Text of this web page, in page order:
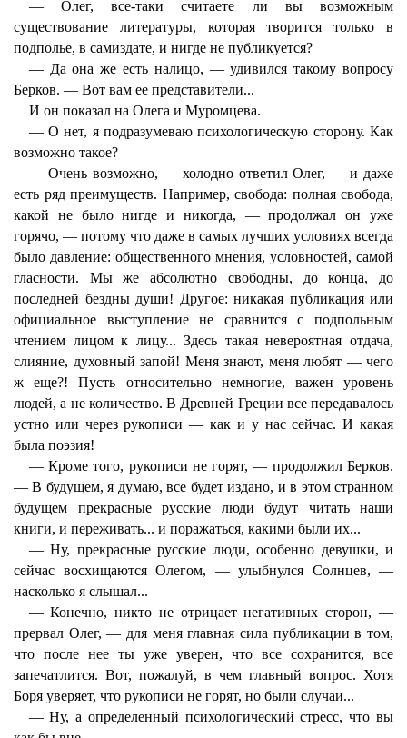
— Олег, все-таки считаете ли вы возможным
существование литературы, которая творится только в
подполье, в самиздате, и нигде не публикуется?
— Да она же есть налицо, — удивился такому вопросу
Берков. — Вот вам ее представители...
И он показал на Олега и Муромцева.
— О нет, я подразумеваю психологическую сторону. Как
возможно такое?
— Очень возможно, — холодно ответил Олег, — и даже
есть ряд преимуществ. Например, свобода: полная свобода,
какой не было нигде и никогда, — продолжал он уже
горячо, — потому что даже в самых лучших условиях всегда
было давление: общественного мнения, условностей, самой
гласности. Мы же абсолютно свободны, до конца, до
последней бездны души! Другое: никакая публикация или
официальное выступление не сравнится с подпольным
чтением лицом к лицу... Здесь такая невероятная отдача,
слияние, духовный запой! Меня знают, меня любят — чего
ж еще?! Пусть относительно немногие, важен уровень
людей, а не количество. В Древней Греции все передавалось
устно или через рукописи — как и у нас сейчас. И какая
была поэзия!
— Кроме того, рукописи не горят, — продолжил Берков.
— В будущем, я думаю, все будет издано, и в этом странном
будущем прекрасные русские люди будут читать наши
книги, и переживать... и поражаться, какими были их...
— Ну, прекрасные русские люди, особенно девушки, и
сейчас восхищаются Олегом, — улыбнулся Солнцев, —
насколько я слышал...
— Конечно, никто не отрицает негативных сторон, —
прервал Олег, — для меня главная сила публикации в том,
что после нее ты уже уверен, что все сохранится, все
запечатлится. Вот, пожалуй, в чем главный вопрос. Хотя
Боря уверяет, что рукописи не горят, но были случаи...
— Ну, а определенный психологический стресс, что вы